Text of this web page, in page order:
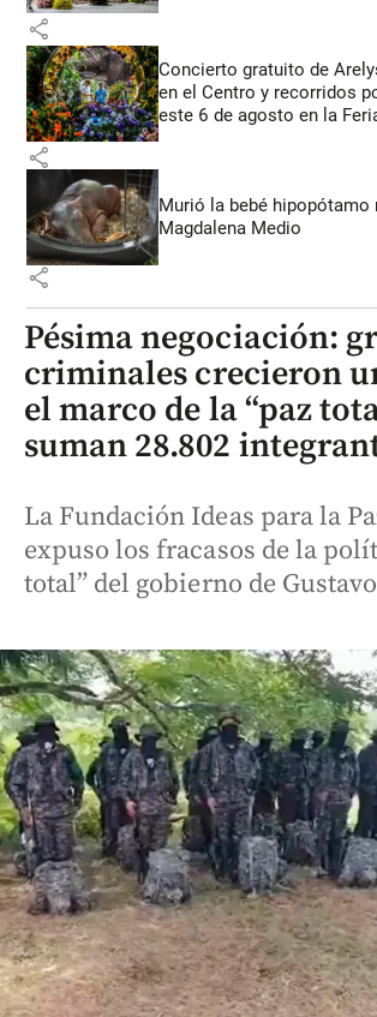
share
Concierto gratuito de
en el Centro y recorridos
este 6 de agosto en la
share
Murió la bebé hipopótamo
Magdalena Medio
share
Pésima negociación:
criminales crecieron
el marco de la “paz
suman 28.802
La Fundación Ideas para la
expuso los fracasos de la
total” del gobierno de